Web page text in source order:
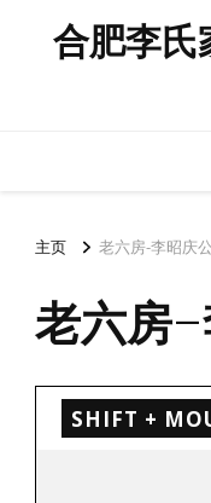
合肥李氏
主页 老六房-李昭庆
老六房-
SHIFT +